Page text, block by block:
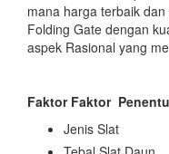
mana harga terbaik
Folding Gate dengan
aspek Rasional yang
Faktor Faktor
Jenis Slat